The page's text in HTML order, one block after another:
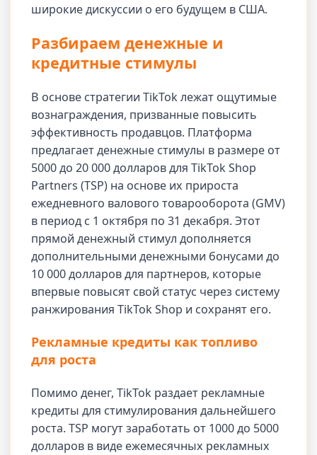
широкие дискуссии о его будущем в США.
Разбираем денежные и
кредитные стимулы
В основе стратегии TikTok лежат ощутимые
вознаграждения, призванные повысить
эффективность продавцов. Платформа
предлагает денежные стимулы в размере от
5000 до 20 000 долларов для TikTok Shop
Partners (TSP) на основе их прироста
ежедневного валового товарооборота (GMV)
в период с 1 октября по 31 декабря. Этот
прямой денежный стимул дополняется
дополнительными денежными бонусами до
10 000 долларов для партнеров, которые
впервые повысят свой статус через систему
ранжирования TikTok Shop и сохранят его.
Рекламные кредиты как топливо
для роста
Помимо денег, TikTok раздает рекламные
кредиты для стимулирования дальнейшего
роста. TSP могут заработать от 1000 до 5000
долларов в виде ежемесячных рекламных